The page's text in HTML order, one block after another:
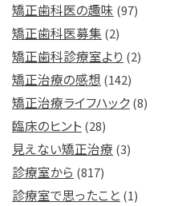
矯正歯科医の趣味 (97)
矯正歯科医募集 (2)
矯正歯科診療室より (2)
矯正治療の感想 (142)
矯正治療ライフハック(8)
臨床のヒント(28)
見えない矯正治療 (3)
診療室から (817)
診療室で思ったこと (1)